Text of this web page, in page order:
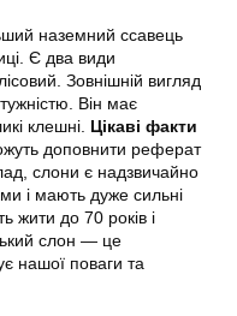
наземний ссавець
Є два види
Зовнішній вигляд
Він має
клешні. Цікаві факти
доповнити реферат
слони є надзвичайно
і мають дуже сильні
жити до 70 років і
слон — це
нашої поваги та